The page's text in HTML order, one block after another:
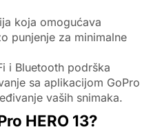
koja omogućava
punjenje za minimalne
i Bluetooth podrška
sa aplikacijom GoPro
vaših snimaka.
HERO 13?